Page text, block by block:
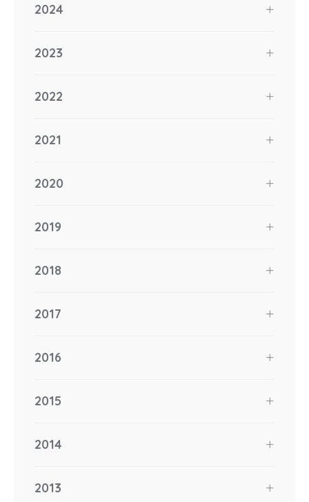
2024
2023
2022
2021
2020
2019
2018
2017
2016
2015
2014
2013